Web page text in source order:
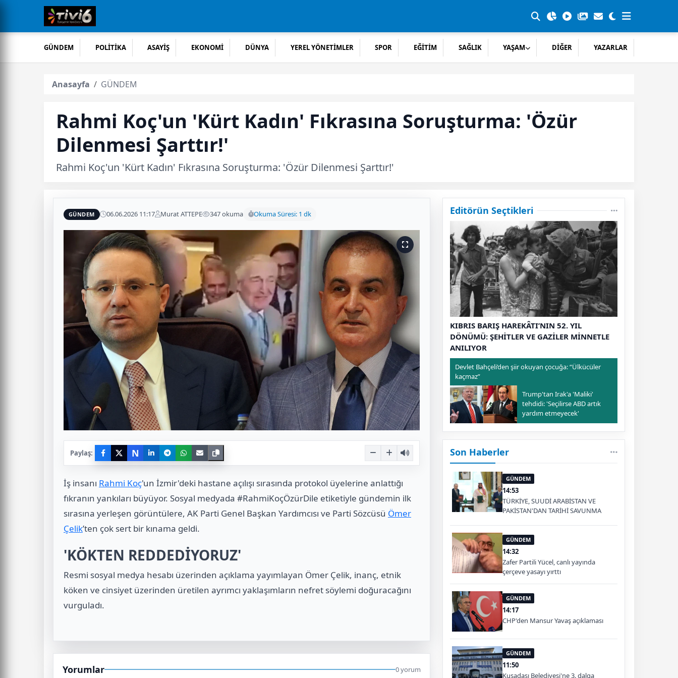
GÜNDEM POLİTİKA ASAYİŞ EKONOMİ DÜNYA YEREL YÖNETİMLER SPOR EĞİTİM SAĞLIK YAŞAM DİĞER YAZARLAR
Anasayfa GÜNDEM
Rahmi Koç'un 'Kürt Kadın' Fıkrasına Soruşturma: 'Özür
Dilenmesi Şarttır!'
Rahmi Koç'un 'Kürt Kadın' Fıkrasına Soruşturma: 'Özür Dilenmesi Şarttır!'
GÜNDEM 06.06.2026 11:17 Murat ATTEPE 347 okuma Okuma Süresi: 1 dk
Paylaş: N
İş insanı Rahmi Koç'un İzmir'deki hastane açılışı sırasında protokol üyelerine anlattığı
fıkranın yankıları büyüyor. Sosyal medyada #RahmiKoçÖzürDile etiketiyle gündemin ilk
sırasına yerleşen görüntülere, AK Parti Genel Başkan Yardımcısı ve Parti Sözcüsü Ömer
Çelik’ten çok sert bir kınama geldi.
'KÖKTEN REDDEDİYORUZ'
Resmi sosyal medya hesabı üzerinden açıklama yayımlayan Ömer Çelik, inanç, etnik
köken ve cinsiyet üzerinden üretilen ayrımcı yaklaşımların nefret söylemi doğuracağını
vurguladı.
Yorumlar 0 yorum
Editörün Seçtikleri
KIBRIS BARIŞ HAREKÂTI’NIN 52. YIL
DÖNÜMÜ: ŞEHİTLER VE GAZİLER MİNNETLE
ANILIYOR
Devlet Bahçeli’den şiir okuyan çocuğa: “Ülkücüler
kaçmaz”
Trump'tan Irak'a 'Maliki'
tehdidi: 'Seçilirse ABD artık
yardım etmeyecek'
Son Haberler
GÜNDEM
14:53
TÜRKİYE, SUUDİ ARABİSTAN VE
PAKİSTAN'DAN TARİHİ SAVUNMA
GÜNDEM
14:32
Zafer Partili Yücel, canlı yayında
çerçeve yasayı yırttı
GÜNDEM
14:17
CHP'den Mansur Yavaş açıklaması
GÜNDEM
11:50
Kuşadası Belediyesi'ne 3. dalga